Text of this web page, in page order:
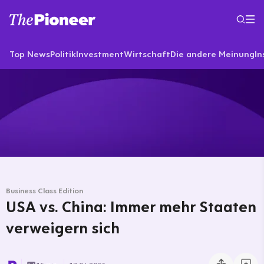
Top NewsPolitikInvestmentWirtschaftDie andere Meinung
Business Class Edition
USA vs. China: Immer mehr Staaten
verweigern sich